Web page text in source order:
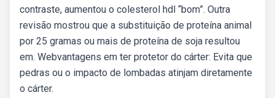
contraste, aumentou o colesterol hdl “bom”. Outra
revisão mostrou que a substituição de proteína animal
por 25 gramas ou mais de proteína de soja resultou
em. Webvantagens em ter protetor do cárter: Evita que
pedras ou o impacto de lombadas atinjam diretamente
o cárter.